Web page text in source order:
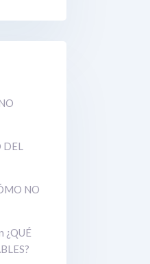
DEL
NO
¿QUÉ